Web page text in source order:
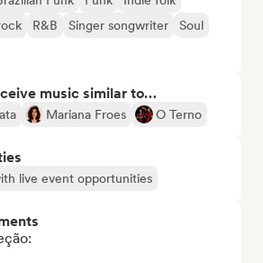
R&B Singer songwriter
Soul
music similar to…
Mariana Froes O Terno
live event opportunities